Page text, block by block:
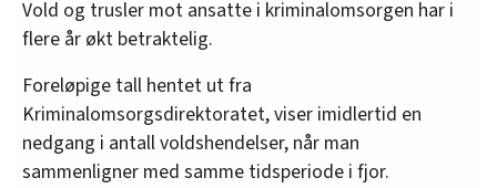
Vold og trusler mot ansatte i kriminalomsorgen har i
flere år økt betraktelig.
Foreløpige tall hentet ut fra
Kriminalomsorgsdirektoratet, viser imidlertid en
nedgang i antall voldshendelser, når man
sammenligner med samme tidsperiode i fjor.